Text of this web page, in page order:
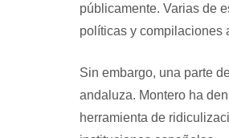
públicamente. Varias de
políticas y compilaciones
Sin embargo, una parte
andaluza. Montero ha
herramienta de